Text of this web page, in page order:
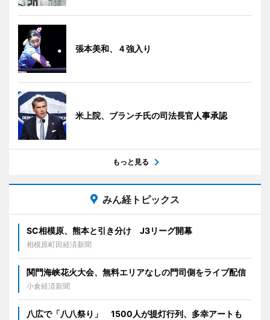
張本美和、４強入り
米上院、ブランチ氏の司法長官人事承認
もっと見る
みん経トピックス
SC相模原、熊本と引き分け J3リーグ開幕
相模原町田経済新聞
関門海峡花火大会、無料エリアなしの門司側をライブ配信
小倉経済新聞
八広で「八八祭り」 1500人が提灯行列、多幸アートも